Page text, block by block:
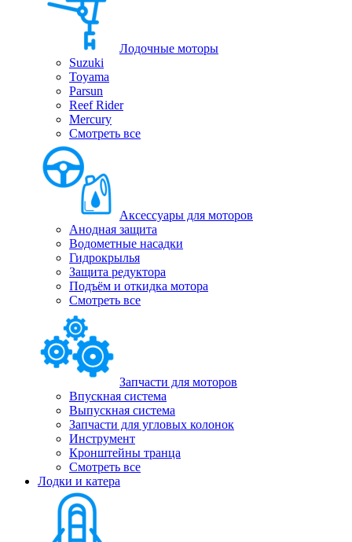
Лодочные моторы
Suzuki
Toyama
Parsun
Reef Rider
Mercury
Смотреть все
Аксессуары для моторов
Анодная защита
Водометные насадки
Гидрокрылья
Защита редуктора
Подъём и откидка мотора
Смотреть все
Запчасти для моторов
Впускная система
Выпускная система
Запчасти для угловых колонок
Инструмент
Кронштейны транца
Смотреть все
Лодки и катера